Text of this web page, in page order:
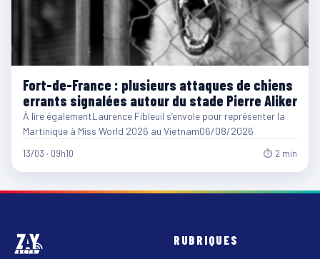
Fort-de-France : plusieurs attaques de chiens
errants signalées autour du stade Pierre Aliker
À lire égalementLaurence Fibleuil s’envole pour représenter la
Martinique à Miss World 2026 au Vietnam06/08/2026
13/03 · 09h10 ⏱ 2 min
RUBRIQUES